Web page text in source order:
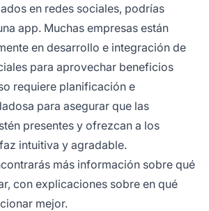
en redes sociales, podrías
app. Muchas empresas están
en desarrollo e integración de
para aprovechar beneficios
requiere planificación e
para asegurar que las
presentes y ofrezcan a los
intuitiva y agradable.
más información sobre qué
con explicaciones sobre en qué
mejor.